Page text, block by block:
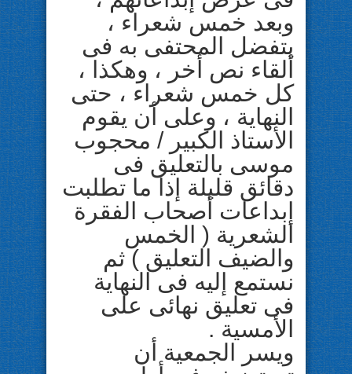
وبعد خمس شعراء ،
يتفضل المحتفى به فى
ألقاء نص أخر ، وهكذا ،
كل خمس شعراء ، حتى
النهاية ، وعلى أن يقوم
الأستاذ الكبير / محجوب
موسى بالتعليق فى
دقائق قليلة إذا ما تطلبت
إبداعات أصحاب الفقرة
الشعرية ( الخمس
والضيف التعليق ) ثم
نستمع إليه فى النهاية
فى تعليق نهائى على
الأمسية .
ويسر الجمعية أن